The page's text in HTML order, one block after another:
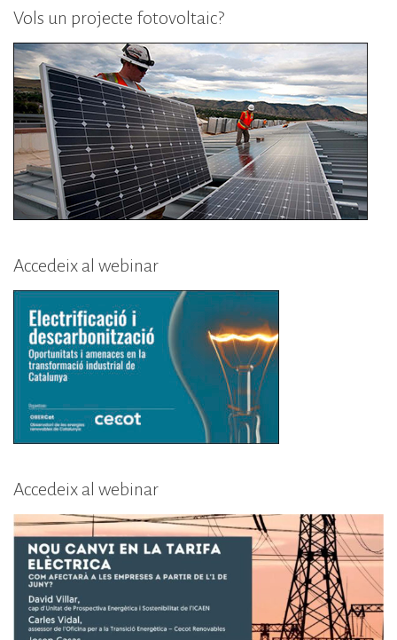
Vols un projecte fotovoltaic?
Accedeix al webinar
Accedeix al webinar